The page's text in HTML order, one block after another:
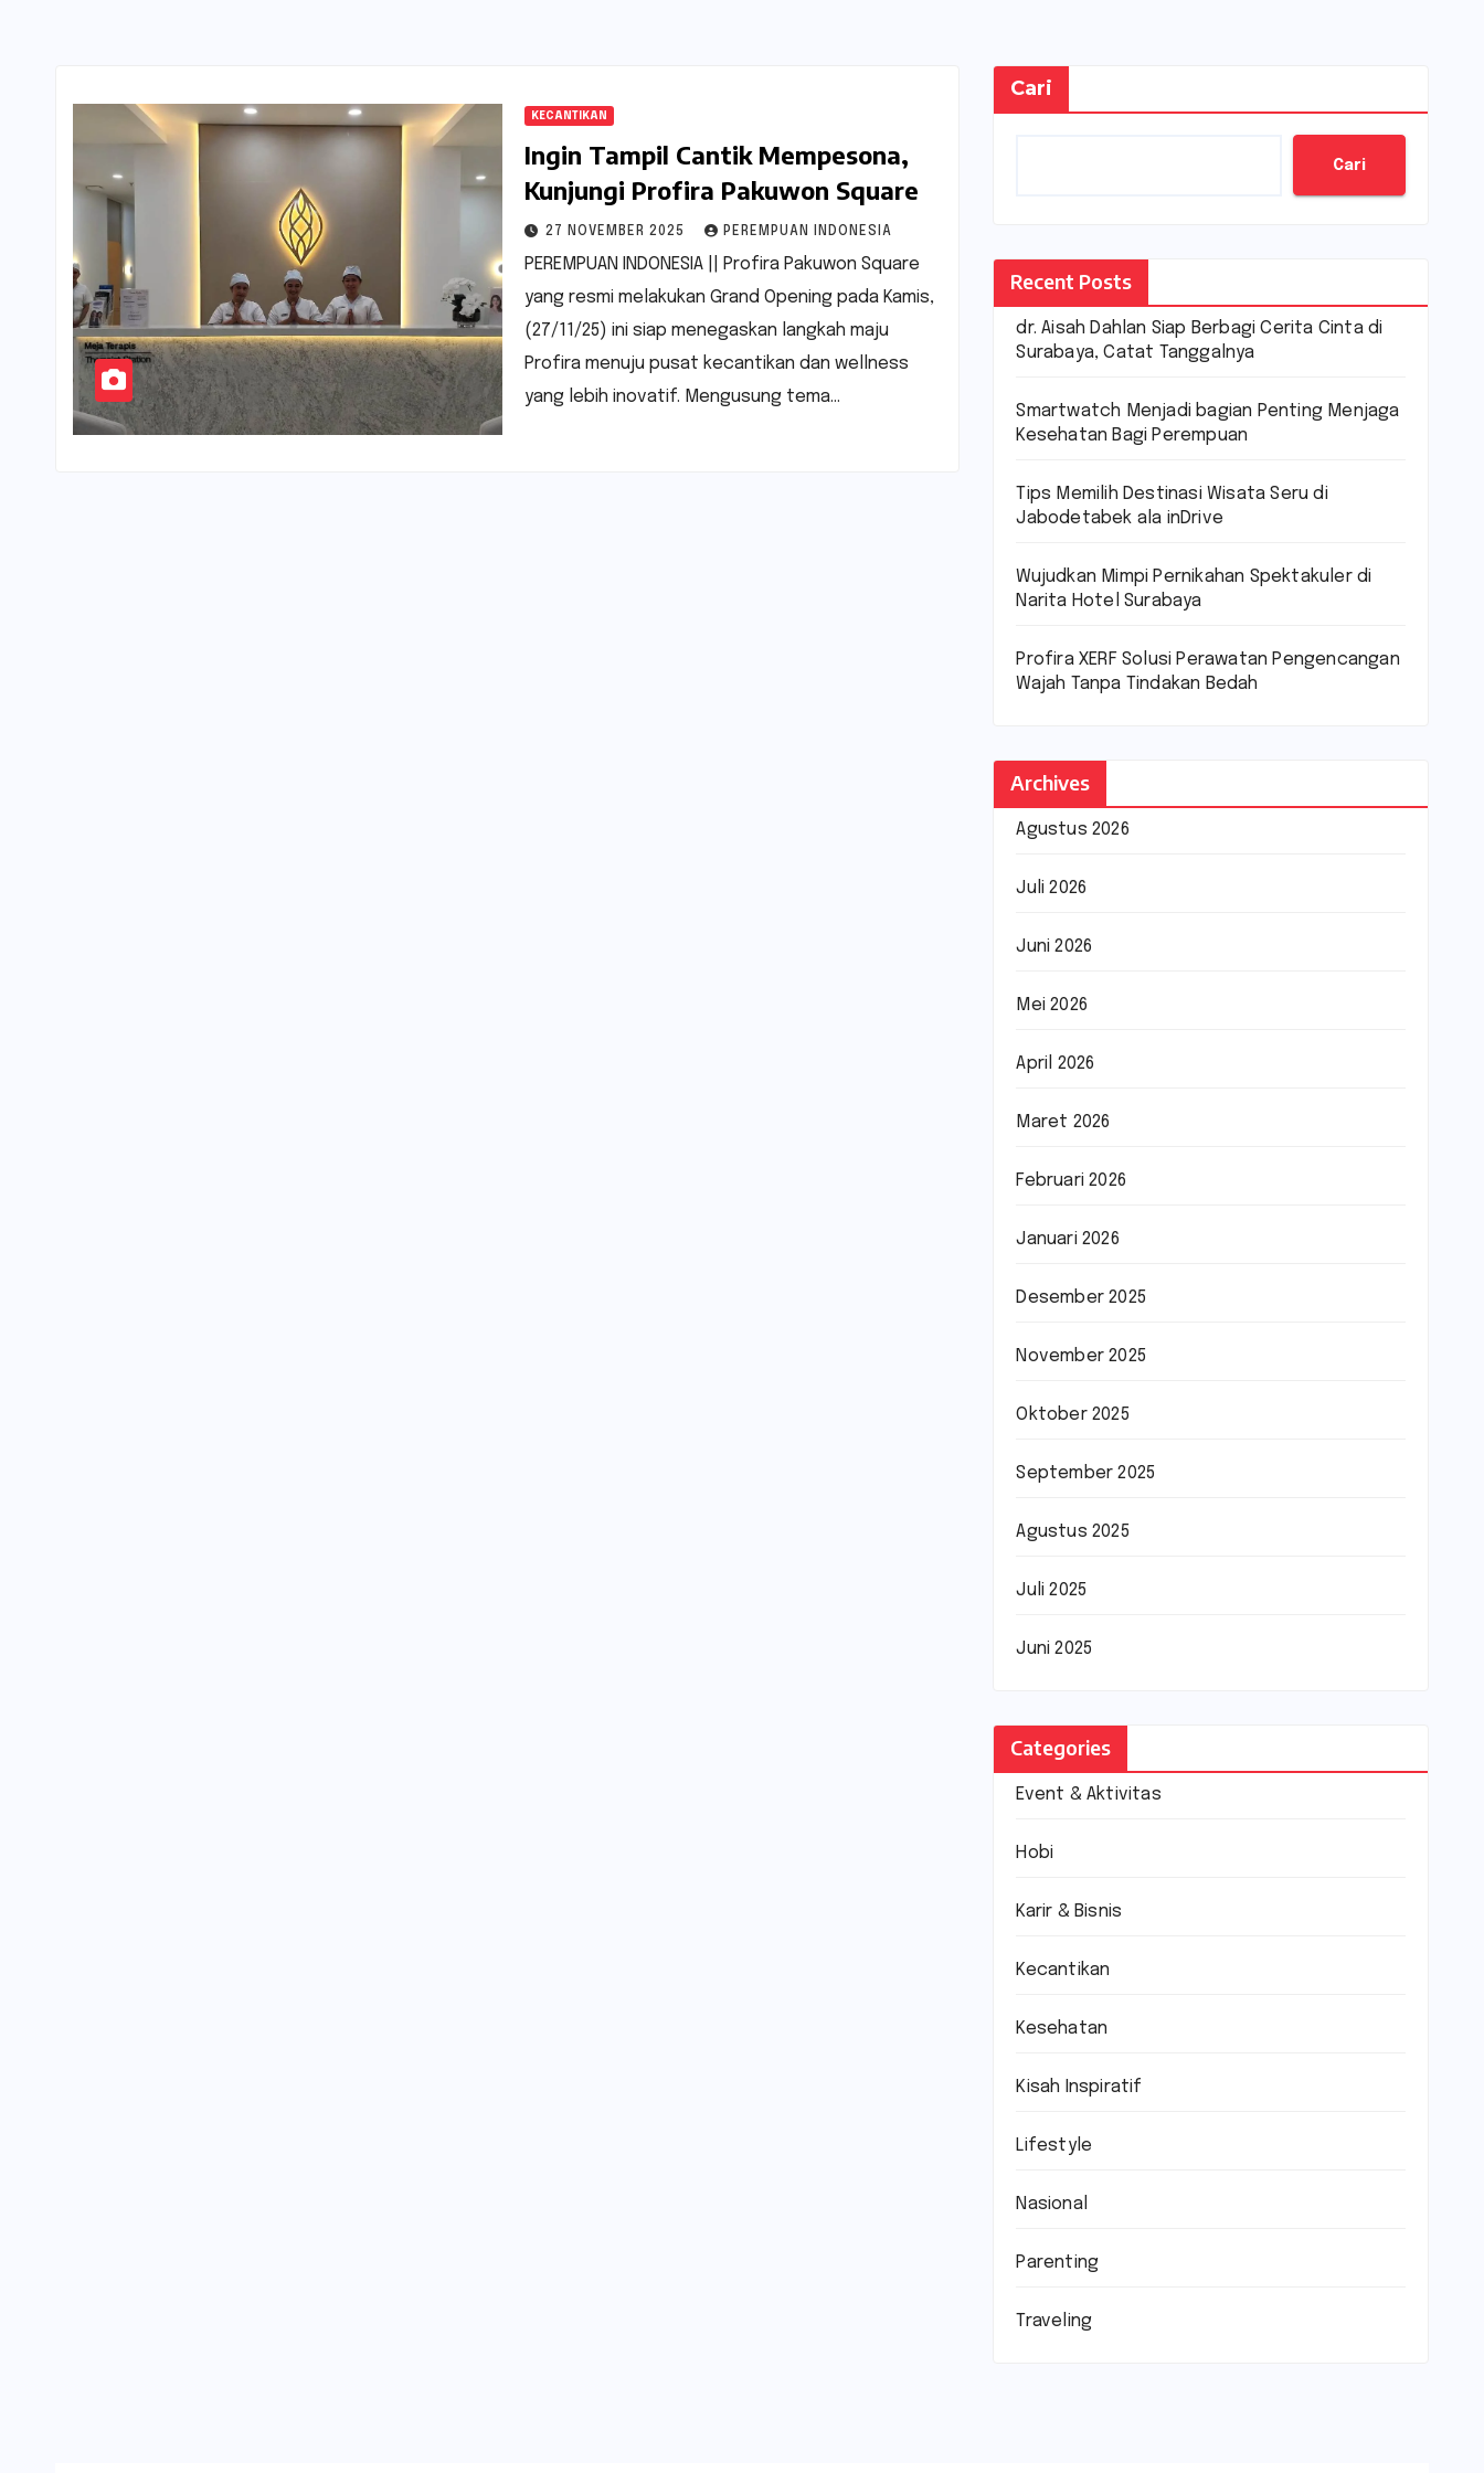
KECANTIKAN
Ingin Tampil Cantik Mempesona,
Kunjungi Profira Pakuwon Square
27 NOVEMBER 2025 PEREMPUAN INDONESIA
PEREMPUAN INDONESIA || Profira Pakuwon Square
yang resmi melakukan Grand Opening pada Kamis,
(27/11/25) ini siap menegaskan langkah maju
Profira menuju pusat kecantikan dan wellness
yang lebih inovatif. Mengusung tema…
Cari
Cari
Recent Posts
dr. Aisah Dahlan Siap Berbagi Cerita Cinta di
Surabaya, Catat Tanggalnya
Smartwatch Menjadi bagian Penting Menjaga
Kesehatan Bagi Perempuan
Tips Memilih Destinasi Wisata Seru di
Jabodetabek ala inDrive
Wujudkan Mimpi Pernikahan Spektakuler di
Narita Hotel Surabaya
Profira XERF Solusi Perawatan Pengencangan
Wajah Tanpa Tindakan Bedah
Archives
Agustus 2026
Juli 2026
Juni 2026
Mei 2026
April 2026
Maret 2026
Februari 2026
Januari 2026
Desember 2025
November 2025
Oktober 2025
September 2025
Agustus 2025
Juli 2025
Juni 2025
Categories
Event & Aktivitas
Hobi
Karir & Bisnis
Kecantikan
Kesehatan
Kisah Inspiratif
Lifestyle
Nasional
Parenting
Traveling